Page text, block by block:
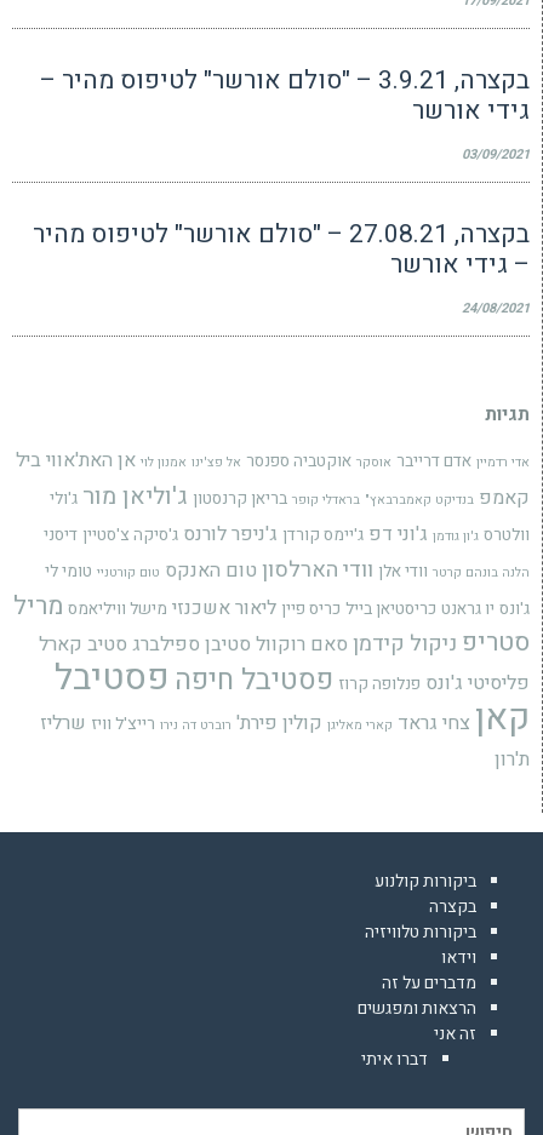
בקצרה, 3.9.21 – "סולם אורשר" לטיפוס מהיר –
גידי אורשר
03/09/2021
בקצרה, 27.08.21 – "סולם אורשר" לטיפוס מהיר
– גידי אורשר
24/08/2021
תגיות
אדי רדמיין אדם דרייבר אוסקר אוקטביה ספנסר אל פצ'ינו אמנון לוי אן האת'אוויביל
קאמפ בנדיקט קאמברבאץ" בראדלי קופר בריאן קרנסטון ג'וליאן מור ג'ולי
וולטרס ג'ון גודמן ג'וני דפ ג'יימס קורדן ג'ניפר לורנס ג'סיקה צ'סטיין דיסני
הלנה בונהם קרטר וודי אלן וודי הארלסון טום האנקס טום קורטניי טומי לי
ג'ונס יו גראנט כריסטיאן בייל כריס פיין ליאור אשכנזי מישל וויליאמס מריל
סטריפ ניקול קידמן סאם רוקוול סטיבן ספילברג סטיב קארל
פליסיטי ג'ונס פנלופה קרוז פסטיבל חיפה פסטיבל
קאן צחי גראד קארי מאליגן קולין פירת' רוברט דה נירו רייצ'ל וויז שרליז
ת'רון
ביקורות קולנוע
בקצרה
ביקורות טלוויזיה
וידאו
מדברים על זה
הרצאות ומפגשים
זה אני
דברו איתי